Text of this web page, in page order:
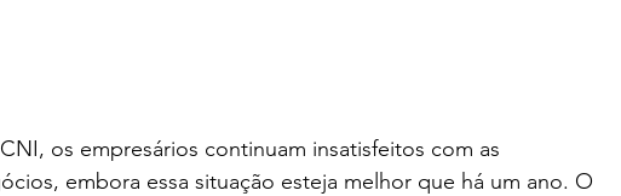
os empresários continuam insatisfeitos com as
embora essa situação esteja melhor que há um ano. O